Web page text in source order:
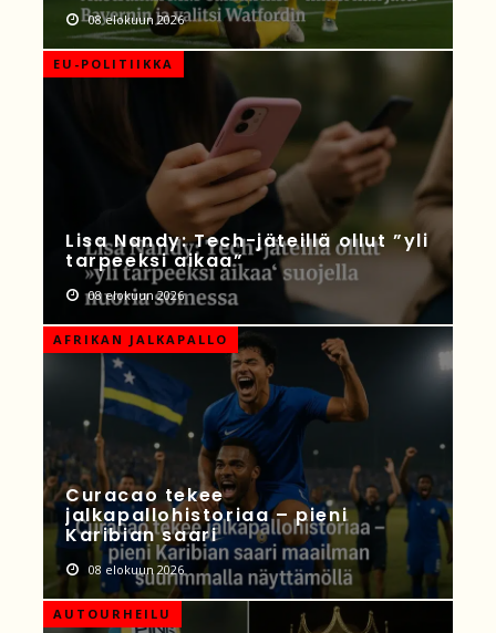
08 elokuun 2026
EU-POLITIIKKA
Lisa Nandy: Tech-jäteillä ollut ”yli
tarpeeksi aikaa”
08 elokuun 2026
AFRIKAN JALKAPALLO
Curacao tekee
jalkapallohistoriaa – pieni
Karibian saari
08 elokuun 2026
AUTOURHEILU